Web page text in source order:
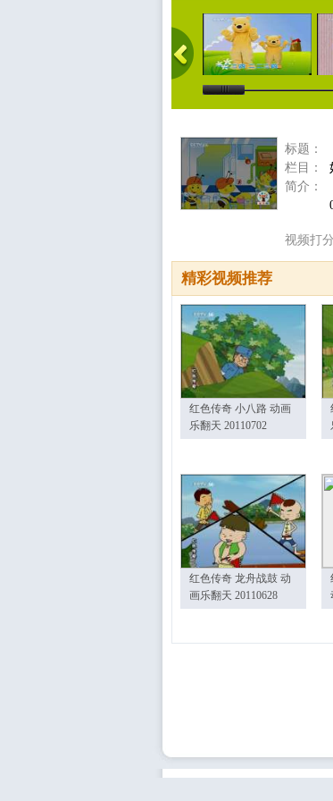
标题：
栏目：
简介：
视频打分
精彩视频推荐
红色传奇 小八路 动画
乐翻天 20110702
红色传奇 龙舟战鼓 动
画乐翻天 20110628